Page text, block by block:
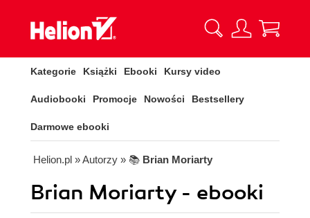
Kategorie Książki Ebooki Kursy video
Audiobooki Promocje Nowości Bestsellery
Darmowe ebooki
Helion.pl » Autorzy » 📚 Brian Moriarty
Brian Moriarty - ebooki